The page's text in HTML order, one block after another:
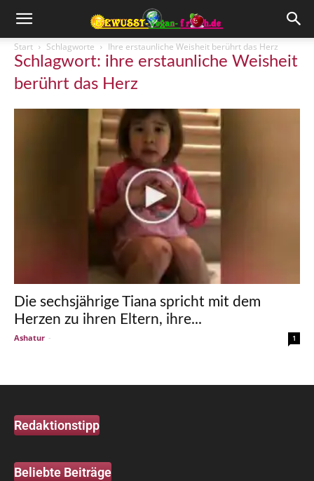
Start Schlagworte Ihre erstaunliche Weisheit berührt das Herz
Schlagwort: ihre erstaunliche Weisheit
berührt das Herz
Die sechsjährige Tiana spricht mit dem
Herzen zu ihren Eltern, ihre...
Ashatur - 1
Redaktionstipp
Beliebte Beiträge